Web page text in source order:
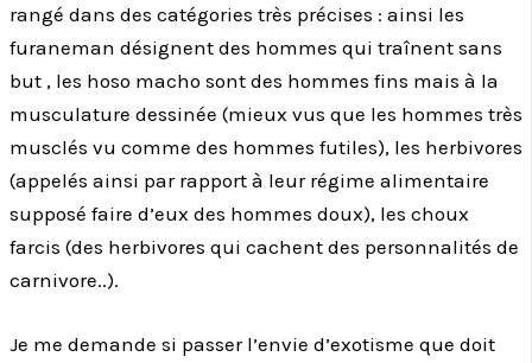
rangé dans des catégories très précises : ainsi les
furaneman désignent des hommes qui traînent sans
but , les hoso macho sont des hommes fins mais à la
musculature dessinée (mieux vus que les hommes très
musclés vu comme des hommes futiles), les herbivores
(appelés ainsi par rapport à leur régime alimentaire
supposé faire d’eux des hommes doux), les choux
farcis (des herbivores qui cachent des personnalités de
carnivore..).
Je me demande si passer l’envie d’exotisme que doit